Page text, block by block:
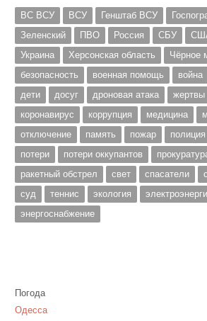
ВС ВСУ ВСУ Генштаб ВСУ
Зеленский
ПВО Россия СБУ
Украина
Херсонская область
Чёрное
безопасность
военная помощь война
дети
досуг дроновая атака жертвы
коронавирус
коррупция медицина
отключение
память пожар полиция
потери
потери оккупантов
ракетный обстрел
свет спасатели
суд
теннис экология
энергоснабжение
Погода
Одесса